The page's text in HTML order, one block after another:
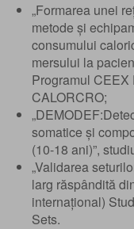
„Formarea unei
metode și
consumului
mersului la
Programul CEEX
CALORCRO;
somatice și
(10-18 ani)”,
„Validarea
larg răspândită
internațional)
Sets.